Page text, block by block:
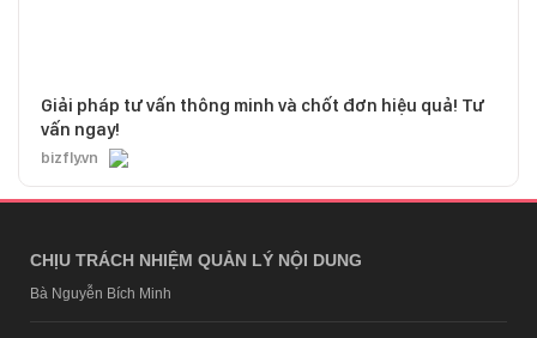
Giải pháp tư vấn thông minh và chốt đơn hiệu quả! Tư
vấn ngay!
bizfly.vn
CHỊU TRÁCH NHIỆM QUẢN LÝ NỘI DUNG
Bà Nguyễn Bích Minh